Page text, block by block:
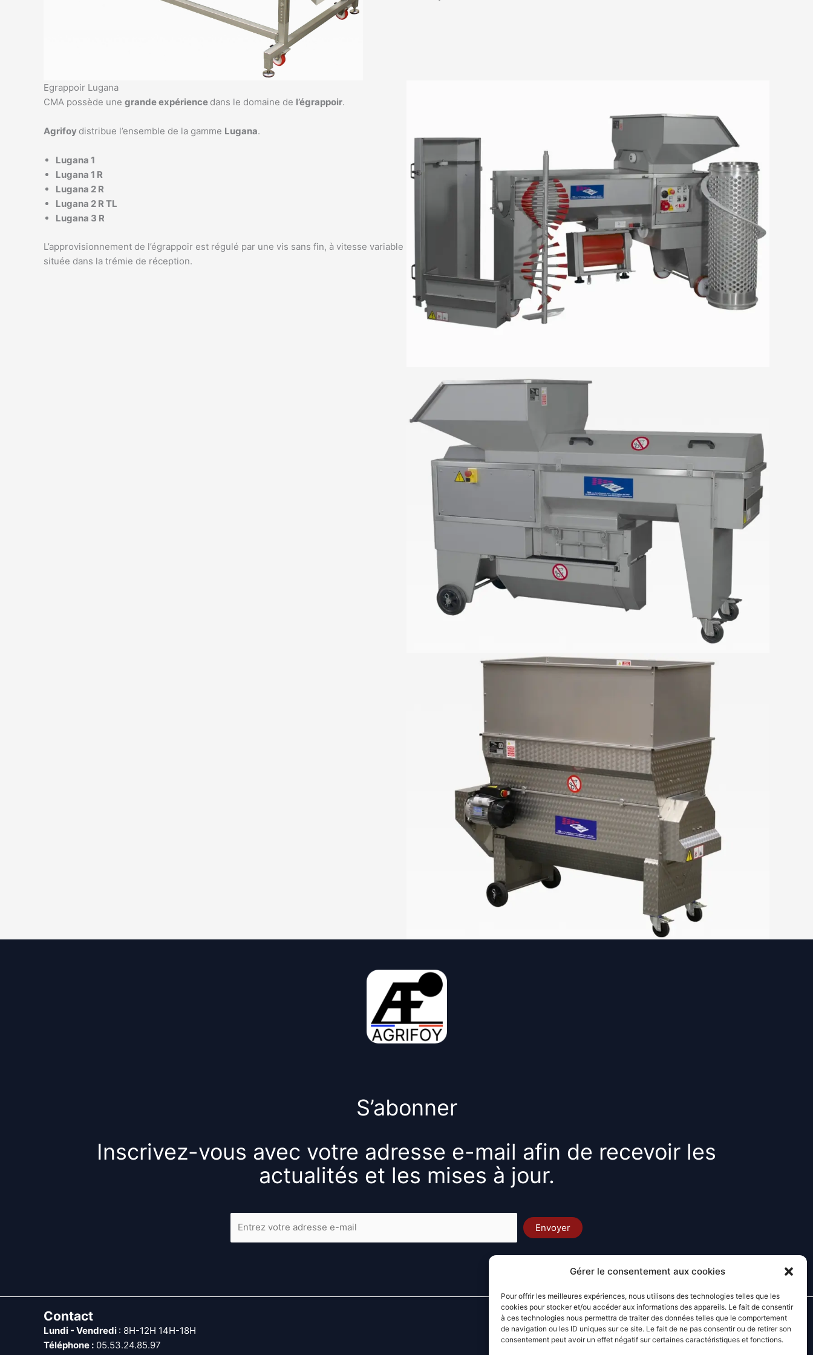
Gérer le consentement aux cookies
Pour offrir les meilleures expériences, nous utilisons des technologies telles que les
cookies pour stocker et/ou accéder aux informations des appareils. Le fait de consentir
à ces technologies nous permettra de traiter des données telles que le comportement
de navigation ou les ID uniques sur ce site. Le fait de ne pas consentir ou de retirer son
consentement peut avoir un effet négatif sur certaines caractéristiques et fonctions.
Egrappoir Lugana
CMA possède une grande expérience dans le domaine de l’égrappoir.
Agrifoy distribue l’ensemble de la gamme Lugana.
Lugana 1
Lugana 1 R
Lugana 2 R
Lugana 2 R TL
Lugana 3 R
L’approvisionnement de l’égrappoir est régulé par une vis sans fin, à vitesse variable
située dans la trémie de réception.
S’abonner
Inscrivez-vous avec votre adresse e-mail afin de recevoir les
actualités et les mises à jour.
Contact
Lundi - Vendredi : 8H-12H 14H-18H
Téléphone : 05.53.24.85.97
Accueil